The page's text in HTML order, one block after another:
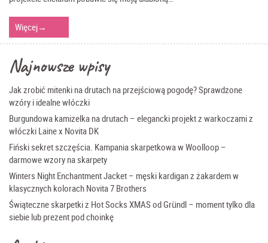
Więcej→
Najnowsze wpisy
Jak zrobić mitenki na drutach na przejściową pogodę? Sprawdzone
wzóry i idealne włóczki
Burgundowa kamizelka na drutach – elegancki projekt z warkoczami z
włóczki Laine x Novita DK
Fiński sekret szczęścia. Kampania skarpetkowa w Woolloop –
darmowe wzory na skarpety
Winters Night Enchantment Jacket – męski kardigan z żakardem w
klasycznych kolorach Novita 7 Brothers
Świąteczne skarpetki z Hot Socks XMAS od Gründl – moment tylko dla
siebie lub prezent pod choinkę